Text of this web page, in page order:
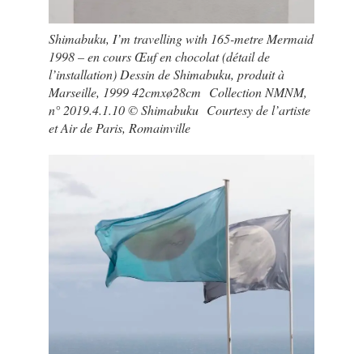
Shimabuku, I’m travelling with 165-metre Mermaid
1998 – en cours Œuf en chocolat (détail de
l’installation) Dessin de Shimabuku, produit à
Marseille, 1999 42cmxø28cm Collection NMNM,
n° 2019.4.1.10 © Shimabuku Courtesy de l’artiste
et Air de Paris, Romainville